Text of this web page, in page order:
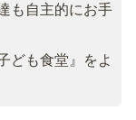
も自主的にお手
ども食堂』をよ